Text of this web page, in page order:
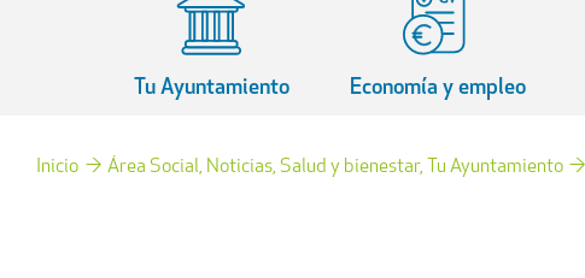
Tu Ayuntamiento Economía y empleo
Inicio Área Social Noticias Salud y bienestar Tu Ayuntamiento